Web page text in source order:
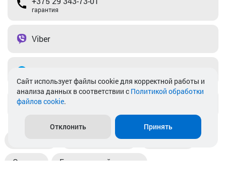
гарантия
Viber
info@akkamulik.by
Пункты выдачи Магазины
Оплата Безналичный расчет
Cайт использует файлы cookie для корректной работы и
анализа данных в соответствии с Политикой обработки
файлов cookie.
Отклонить Принять